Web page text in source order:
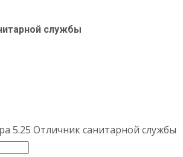
службы
5.25 Отличник санитарной службы